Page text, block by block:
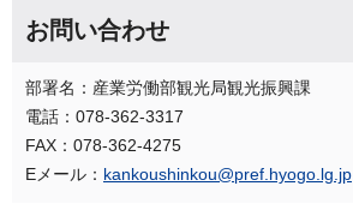
お問い合わせ
部署名：産業労働部観光局観光振興課
電話：078-362-3317
FAX：078-362-4275
Eメール： kankoushinkou@pref.hyogo.lg.jp